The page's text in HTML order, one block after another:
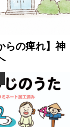
らの痺れ】神